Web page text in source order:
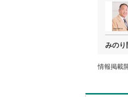
みの
情報掲載